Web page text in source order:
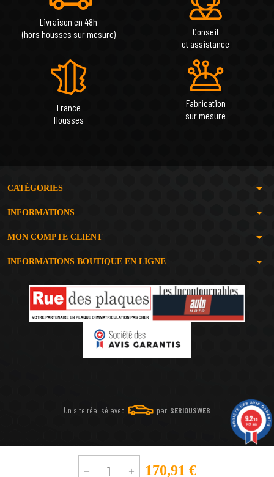
  170,91 €
Livraison en 48h
(hors housses sur mesure)
Conseil
et assistance
France
Housses
Fabrication
sur mesure
CATÉGORIES arrow_drop_down
INFORMATIONS arrow_drop_down
MON COMPTE CLIENT arrow_drop_down
INFORMATIONS BOUTIQUE EN LIGNE arrow_drop_down
Un site réalisé avec par SERIOUSWEB
9.2/10
1491 avis